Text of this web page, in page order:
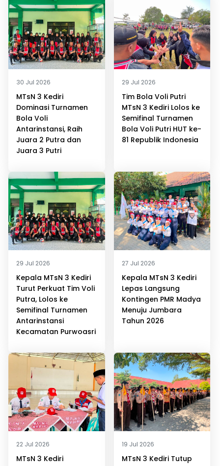
30 Jul 2026
MTsN 3 Kediri
Dominasi Turnamen
Bola Voli
Antarinstansi, Raih
Juara 2 Putra dan
Juara 3 Putri
29 Jul 2026
Tim Bola Voli Putri
MTsN 3 Kediri Lolos ke
Semifinal Turnamen
Bola Voli Putri HUT ke-
81 Republik Indonesia
29 Jul 2026
Kepala MTsN 3 Kediri
Turut Perkuat Tim Voli
Putra, Lolos ke
Semifinal Turnamen
Antarinstansi
Kecamatan Purwoasri
27 Jul 2026
Kepala MTsN 3 Kediri
Lepas Langsung
Kontingen PMR Madya
Menuju Jumbara
Tahun 2026
22 Jul 2026
MTsN 3 Kediri
19 Jul 2026
MTsN 3 Kediri Tutup